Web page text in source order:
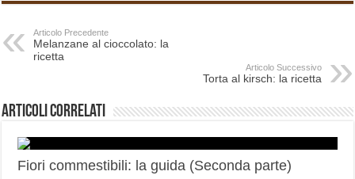
Articolo Precedente
Melanzane al cioccolato: la
ricetta
Articolo Successivo
Torta al kirsch: la ricetta
Articoli correlati
Fiori commestibili: la guida (Seconda parte)